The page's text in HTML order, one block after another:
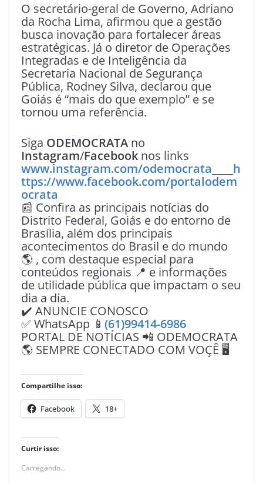
O secretário-geral de Governo, Adriano
da Rocha Lima, afirmou que a gestão
busca inovação para fortalecer áreas
estratégicas. Já o diretor de Operações
Integradas e de Inteligência da
Secretaria Nacional de Segurança
Pública, Rodney Silva, declarou que
Goiás é “mais do que exemplo” e se
tornou uma referência.
Siga ODEMOCRATA no
Instagram/Facebook nos links
www.instagram.com/odemocrata
h
ttps://www.facebook.com/portalodem
ocrata
📰 Confira as principais notícias do
Distrito Federal, Goiás e do entorno de
Brasília, além dos principais
acontecimentos do Brasil e do mundo
🌎 , com destaque especial para
conteúdos regionais 📍 e informações
de utilidade pública que impactam o seu
dia a dia.
✔️ ANUNCIE CONOSCO
✅ WhatsApp 📱 (61)99414-6986
PORTAL DE NOTÍCIAS 📲 ODEMOCRATA
🌎 SEMPRE CONECTADO COM VOÇÊ 🖥️
Compartilhe isso:
Facebook 18+
Curtir isso:
Carregando...